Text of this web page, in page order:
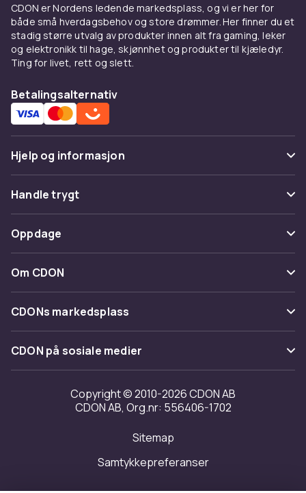
CDON er Nordens ledende markedsplass, og vi er her for
både små hverdagsbehov og store drømmer. Her finner du et
stadig større utvalg av produkter innen alt fra gaming, leker
og elektronikk til hage, skjønnhet og produkter til kjæledyr.
Ting for livet, rett og slett.
Betalingsalternativ
Hjelp og informasjon
Vanlige spørsmål
Spor pakke
Angre & returner her
Kontakt oss
Handle trygt
Betaling
Levering
Tilbakekallinger
Oppdage
Kategorier
Varemerker
Om CDON
Om oss
Kundeanmeldelser
Jobbe på CDON
Investor relations
Tilgjengelighet
CDONs markedsplass
Merchant Help Center
CDON på sosiale medier
Copyright © 2010-2026 CDON AB
CDON AB, Org.nr: 556406-1702
Sitemap
Samtykkepreferanser